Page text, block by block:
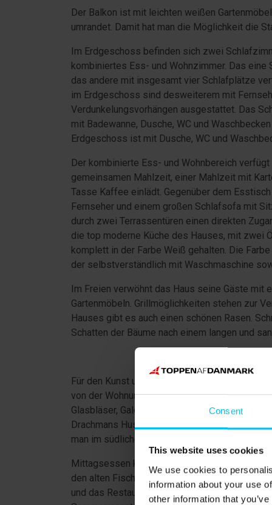
Consent
This website uses cookies
We use cookies to
information about your use
other information that
Der Balkon ist mit leichten weißen
umrandet. Damit hat man die Möglichkeit die
Im Erdgeschoss befinden sich zwei
kombiniertes Ess- und Wohnzimmer. Das
das andere mit insgesamt vier Schlafplätze
im Erdgeschoss sind desweiterem mit
Verdunkelungsvorhängen ausgestattet. Das
mit Badewanne, Dusche, WC und
Erdgeschoss ist mit Dusche, WC und
Der kombinierte Ess- und Wohnbereich
gemeinsamen Mahlzeit, einer Mahlzeit mit
Tasse Kaffee einlädt. Gegenüber dem
Fernseher und einem großen Schlafsofa mit
durch zwei Terrassentüren einen direkten
die top moderne Küche des Hauses, mit zwei
komplett in der Farbe Weiß gehalten. Die
der selbstverständlich mit Waschmaschine
Im Freien verwöhnt das Haus seine Gäste mit
Gartenmöbeln. Grillmöglichkeiten stehen zur
Hauses gibt es auch einen schönen Rasen.
Schatten der Bäume nach einem langen und
Für den Kunst und Handwerks interessierten
von der Wohnung entfernt finden sie Skagens
Glasbläser, Galerien, Töpfereien und viele
Drachmans Hus, Kystmuseet (Küsten
man im südlichen Teil der Stadt.
Mittagsessen können sie zum Beispiel im
den alten Fischpackhäusern, welche heut zu
und das Restaurant Pakhuset beherbergt